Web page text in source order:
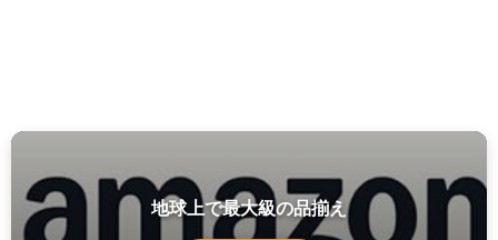
地球上で最大級の品揃え